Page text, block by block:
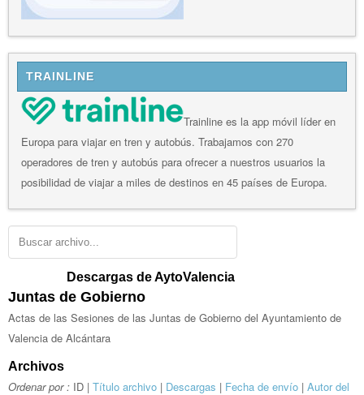
TRAINLINE
Trainline es la app móvil líder en
Europa para viajar en tren y autobús. Trabajamos con 270
operadores de tren y autobús para ofrecer a nuestros usuarios la
posibilidad de viajar a miles de destinos en 45 países de Europa.
Descargas de AytoValencia
Juntas de Gobierno
Actas de las Sesiones de las Juntas de Gobierno del Ayuntamiento de
Valencia de Alcántara
Archivos
Ordenar por : ID | Título archivo | Descargas | Fecha de envío | Autor del